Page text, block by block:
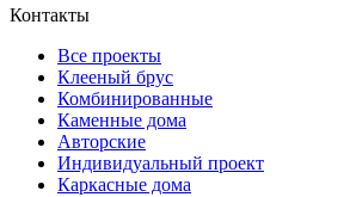
Контакты
Все проекты
Клееный брус
Комбинированные
Каменные дома
Авторские
Индивидуальный проект
Каркасные дома